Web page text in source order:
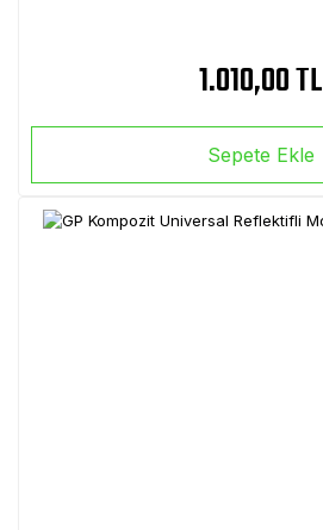
1.010,00 TL
Sepete Ekle